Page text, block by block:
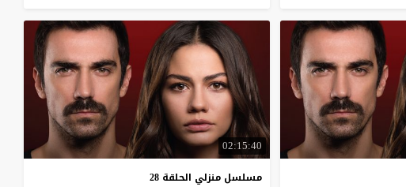
02:15:40
مسلسل منزلي الحلقة 28